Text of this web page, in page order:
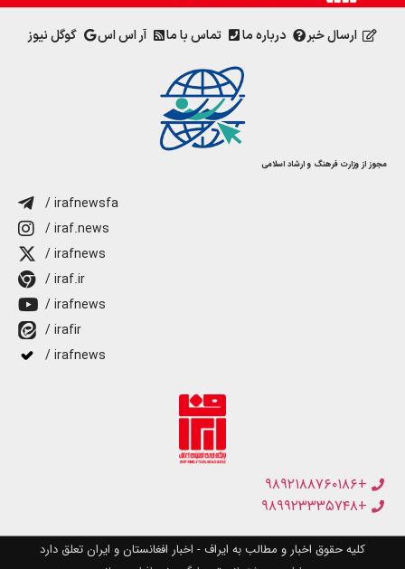
ارسال خبر درباره ما تماس با ما آر اس اس گوگل نیوز
مجوز از وزارت فرهنگ و ارشاد اسلامی
/ irafnewsfa
/ iraf.news
/ irafnews
/ iraf.ir
/ irafnews
/ irafir
/ irafnews
+۹۸۹۲۱۸۸۷۶۰۱۸۶
+۹۸۹۹۲۳۳۳۵۷۴۸
کلیه حقوق اخبار و مطالب به ایراف - اخبار افغانستان و ایران تعلق دارد